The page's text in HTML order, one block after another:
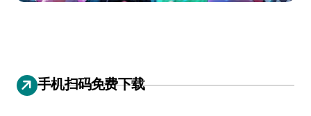
手机扫码免费下载